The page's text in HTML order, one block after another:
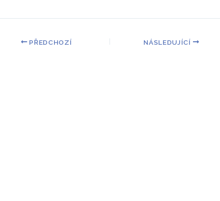
PŘEDCHOZÍ NÁSLEDUJÍCÍ